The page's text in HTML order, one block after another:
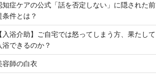
知症ケアの公式「話を否定しない」に隠された前
条件とは？
入浴介助】ご自宅では怒ってしまう方、果たして
浴できるのか？
容師の白衣